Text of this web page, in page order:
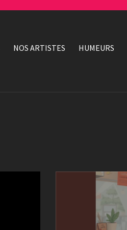
NOS ARTISTES HUMEURS